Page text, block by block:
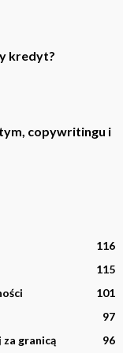
kredyt?
copywritingu i
116
115
101
97
granicą
96